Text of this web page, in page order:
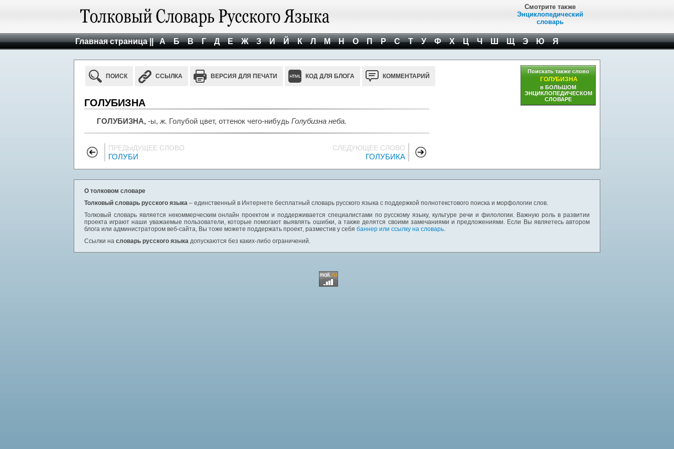
Смотрите также
Энциклопедический
словарь
Главная страница || А Б В Г Д Е Ж З И Й К Л М Н О П Р С Т У Ф Х Ц Ч Ш Щ Э Ю Я
ПОИСК ССЫЛКА ВЕРСИЯ ДЛЯ ПЕЧАТИ КОД ДЛЯ БЛОГА КОММЕНТАРИЙ
ГОЛУБИЗНА
ГОЛУБИЗНА, -ы, ж. Голубой цвет, оттенок чего-нибудь Голубизна неба.
ПРЕДЫДУЩЕЕ СЛОВО
ГОЛУБИ
СЛЕДУЮЩЕЕ СЛОВО
ГОЛУБИКА
Поискать также слово
ГОЛУБИЗНА
в БОЛЬШОМ
ЭНЦИКЛОПЕДИЧЕСКОМ
СЛОВАРЕ
О толковом словаре
Толковый словарь русского языка – единственный в Интернете бесплатный словарь русского языка с поддержкой полнотекстового поиска и морфологии слов.
Толковый словарь является некоммерческим онлайн проектом и поддерживается специалистами по русскому языку, культуре речи и филологии. Важную роль в развитии
проекта играют наши уважаемые пользователи, которые помогают выявлять ошибки, а также делятся своими замечаниями и предложениями. Если Вы являетесь автором
блога или администратором веб-сайта, Вы тоже можете поддержать проект, разместив у себя баннер или ссылку на словарь.
Ссылки на словарь русского языка допускаются без каких-либо ограничений.